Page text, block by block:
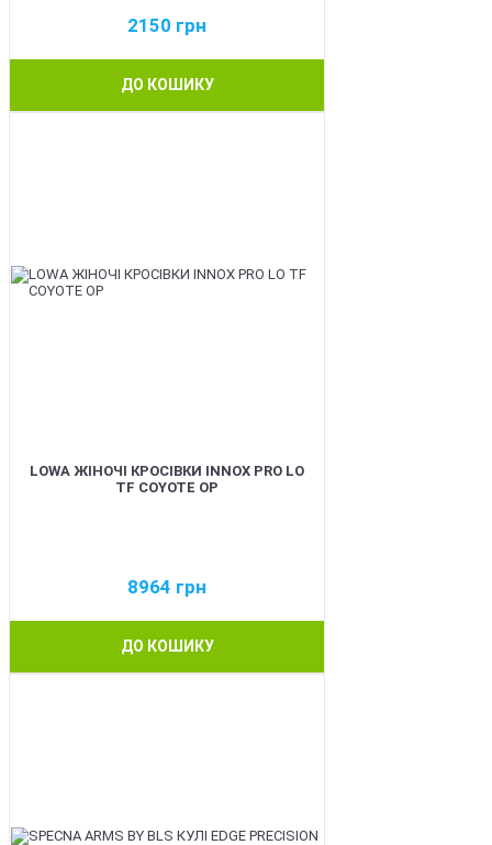
2150 грн
ДО КОШИКУ
LOWA ЖІНОЧІ КРОСІВКИ INNOX PRO LO
TF COYOTE OP
8964 грн
ДО КОШИКУ